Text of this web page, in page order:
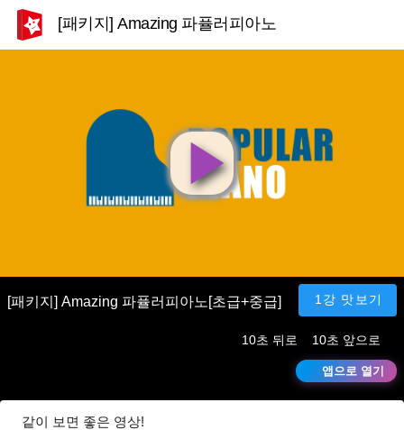
[패키지] Amazing 파퓰러피아노[초급+중급]
영
상
재
생
[패키지] Amazing 파퓰러피아노[초급+중급] 1강 맛보기
10초 뒤로 10초 앞으로
앱으로 열기
같이 보면 좋은 영상!